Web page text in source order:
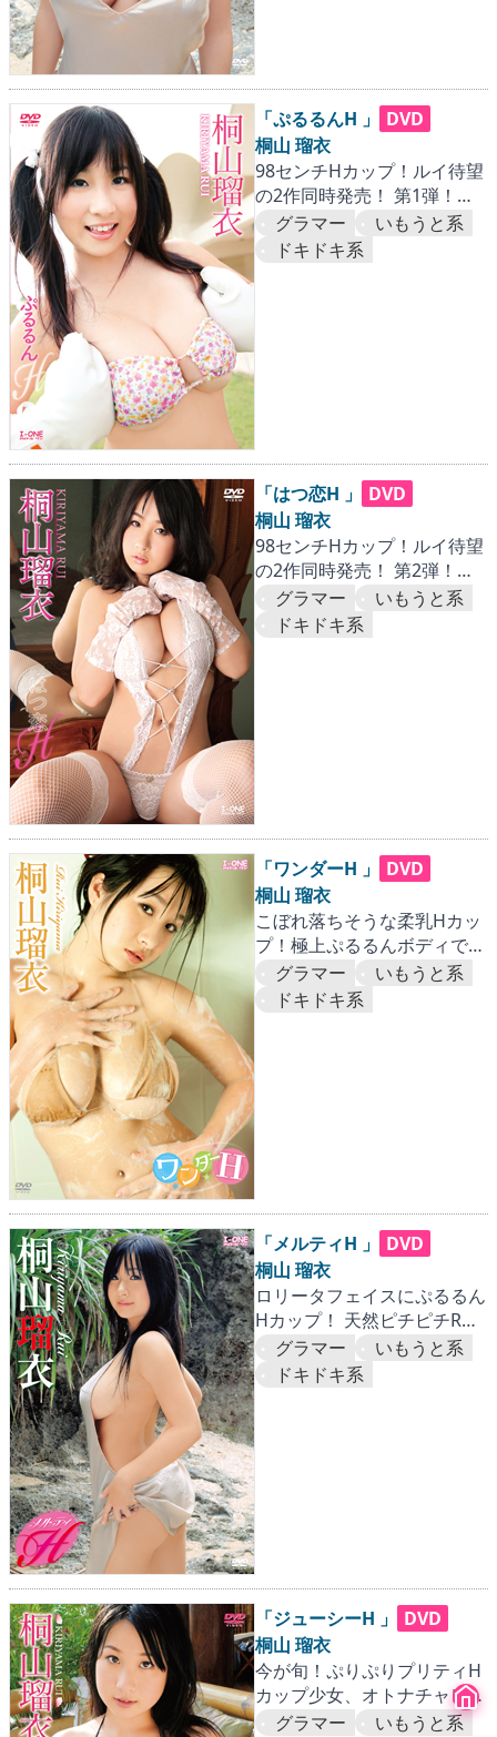
「ぷるるんH 」
DVD
桐山 瑠衣
98センチHカップ！ルイ待望
の2作同時発売！ 第1弾！ぷ
るるんボディ、フル稼
働！！…『海外王道篇』
グラマー
いもうと系
ドキドキ系
「はつ恋H 」
DVD
桐山 瑠衣
98センチHカップ！ルイ待望
の2作同時発売！ 第2弾！理
想のGFに密着・愛着…『国内
情緒篇』
グラマー
いもうと系
ドキドキ系
「ワンダーH 」
DVD
桐山 瑠衣
こぼれ落ちそうな柔乳Hカッ
プ！極上ぷるるんボディで絶
好調！！
グラマー
いもうと系
ドキドキ系
「メルティH 」
DVD
桐山 瑠衣
ロリータフェイスにぷるるん
Hカップ！ 天然ピチピチRUI
に大接近！！
グラマー
いもうと系
ドキドキ系
「ジューシーH 」
DVD
桐山 瑠衣
今が旬！ぷりぷりプリティH
カップ少女、オトナチャレン
ジ！
グラマー いもうと系